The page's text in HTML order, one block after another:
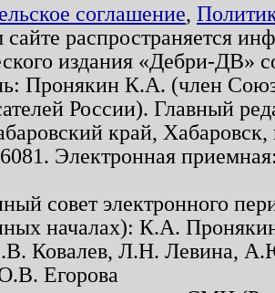
соглашение,
распространяется
издания «Дебри-ДВ»
Пронякин К.А. (член
России). Главный
край,
Электронная
совет электронного
началах): К.А.
Ковалев, Л.Н. Левина,
Егорова